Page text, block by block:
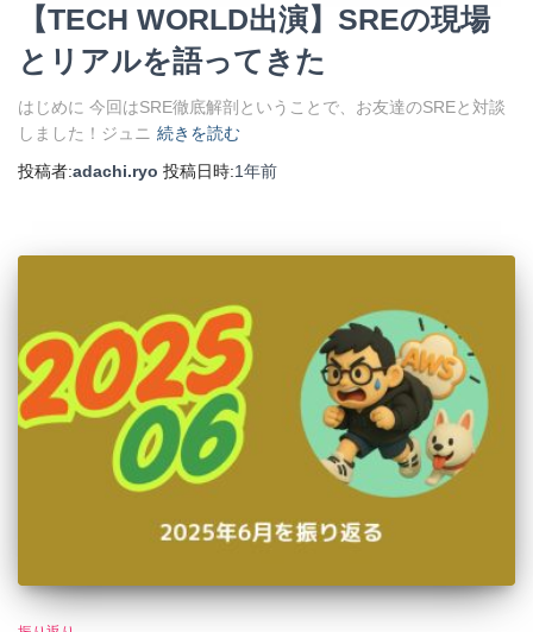
【TECH WORLD出演】SREの現場
とリアルを語ってきた
はじめに 今回はSRE徹底解剖ということで、お友達のSREと対談
しました！ジュニ 続きを読む
投稿者:adachi.ryo 投稿日時:1年前